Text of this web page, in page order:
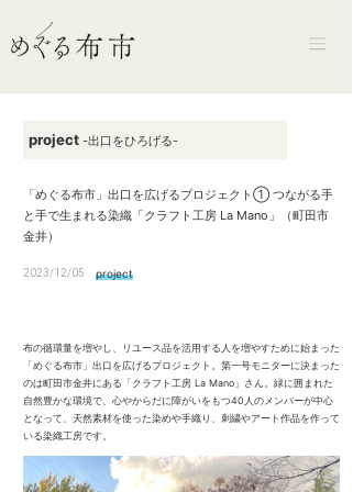
project -出口をひろげる-
「めぐる布市」出口を広げるプロジェクト① つながる手
と手で生まれる染織「クラフト工房 La Mano」（町田市
金井）
2023/12/05 project
布の循環量を増やし、リユース品を活用する人を増やすために始まった
「めぐる布市」出口を広げるプロジェクト。第一号モニターに決まった
のは町田市金井にある「クラフト工房 La Mano」さん。緑に囲まれた
自然豊かな環境で、心やからだに障がいをもつ40人のメンバーが中心
となって、天然素材を使った染めや手織り、刺繍やアート作品を作って
いる染織工房です。